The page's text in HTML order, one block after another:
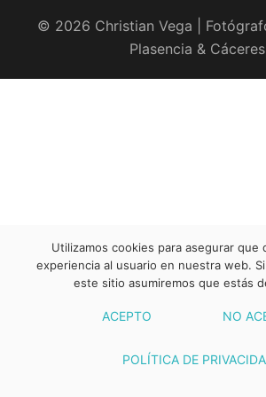
© 2026 Christian Vega |
Plasencia &
Utilizamos cookies para asegurar que
experiencia al usuario en nuestra web.
este sitio asumiremos que estás
ACEPTO NO
POLÍTICA DE